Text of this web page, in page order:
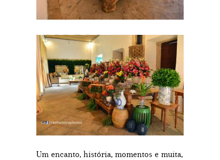
Um encanto, história, momentos e muita,